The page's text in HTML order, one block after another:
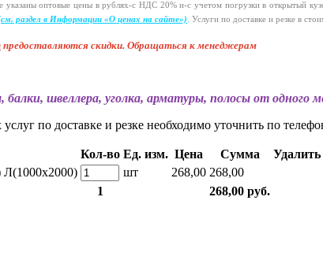
указаны оптовые цены врублях-с НДС 20%и-с учетом погрузки в открытый
. раздел в Информации «О ценах на сайте»). Услуги по доставке и резке в
предоставляются скидки. Обращаться к менеджерам
швеллера, уголка, арматуры, полосы от одного
по доставке и резке необходимо уточнить по
Кол-во Ед. изм. Цена Сумма
Удалить
шт 268,00 268,00
1
268,00 руб.